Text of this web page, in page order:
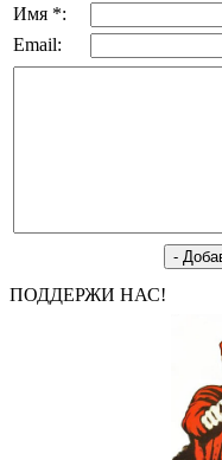
Имя *:
Email:
ПОДДЕРЖИ НАС!